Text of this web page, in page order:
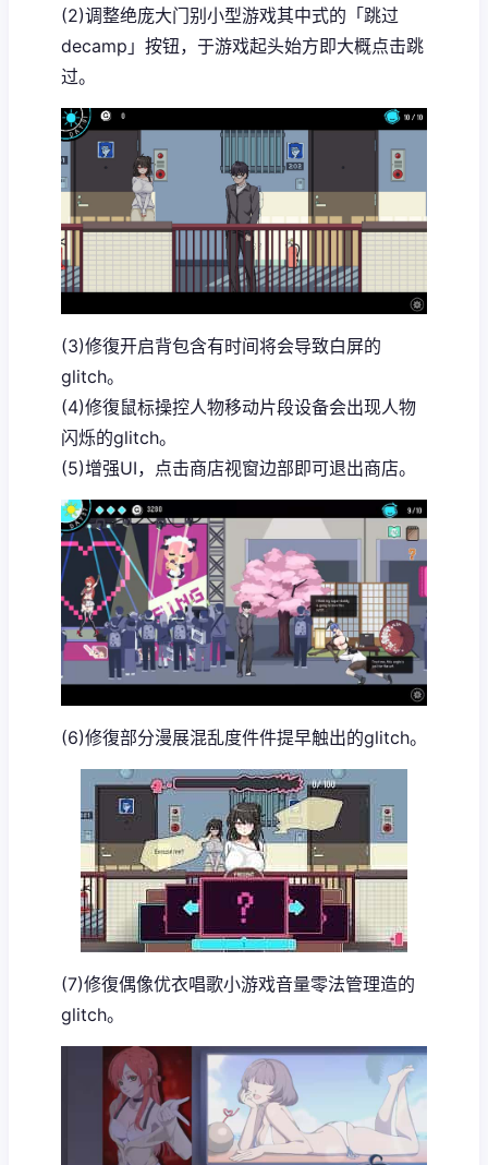
(2)调整绝庞大门别小型游戏其中式的「跳过
decamp」按钮，于游戏起头始方即大概点击跳
过。
(3)修復开启背包含有时间将会导致白屏的
glitch。
(4)修復鼠标操控人物移动片段设备会出现人物
闪烁的glitch。
(5)增强UI，点击商店视窗边部即可退出商店。
(6)修復部分漫展混乱度件件提早触出的glitch。
(7)修復偶像优衣唱歌小游戏音量零法管理造的
glitch。